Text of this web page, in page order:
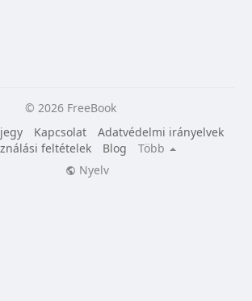
© 2026 FreeBook
Kapcsolat
Adatvédelmi irányelvek
feltételek
Blog
Több
Nyelv